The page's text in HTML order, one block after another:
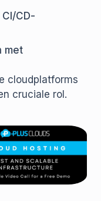
CD-
met
cloudplatforms
cruciale rol.